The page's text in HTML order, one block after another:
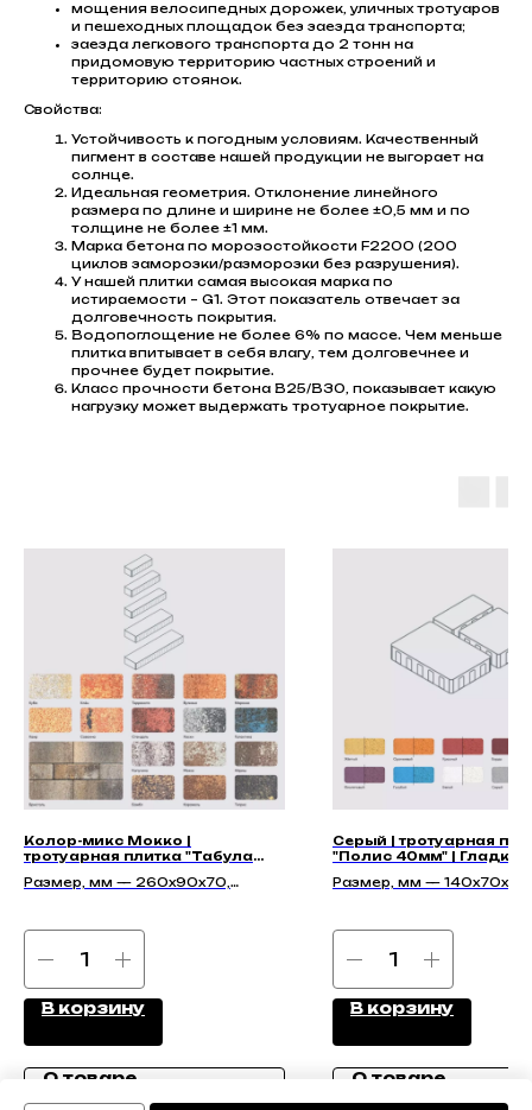
мощения велосипедных дорожек, уличных тротуаров
и пешеходных площадок без заезда транспорта;
заезда легкового транспорта до 2 тонн на
придомовую территорию частных строений и
территорию стоянок.
Свойства:
Устойчивость к погодным условиям. Качественный
пигмент в составе нашей продукции не выгорает на
солнце.
Идеальная геометрия. Отклонение линейного
размера по длине и ширине не более ±0,5 мм и по
толщине не более ±1 мм.
Марка бетона по морозостойкости F2200 (200
циклов заморозки/разморозки без разрушения).
У нашей плитки самая высокая марка по
истираемости – G1. Этот показатель отвечает за
долговечность покрытия.
Водопоглощение не более 6% по массе. Чем меньше
плитка впитывает в себя влагу, тем долговечнее и
прочнее будет покрытие.
Класс прочности бетона В25/В30, показывает какую
нагрузку может выдержать тротуарное покрытие.
Колор-микс Мокко |
тротуарная плитка "Табула
Размер, мм — 260х90х70,
В корзину
О товаре
Серый | тротуарная
"Полис 40мм" | Гладкая
Размер, мм —
В корзину
О товаре